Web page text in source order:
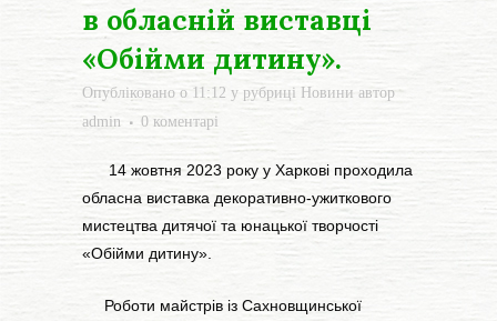
в обласній виставці
«Обійми дитину».
Опубліковано о 11:12 у рубриці Новини автор
admin
0 коментарі
14 жовтня 2023 року у Харкові проходила
обласна виставка декоративно-ужиткового
мистецтва дитячої та юнацької творчості
«Обійми дитину».
Роботи майстрів із Сахновщинської